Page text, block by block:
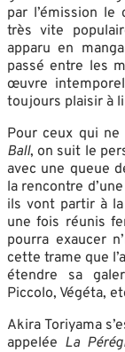
par l’émission
très vite
apparu en
passé entre les
œuvre
toujours plaisir à
Pour ceux qui ne
Ball, on suit le
avec une queue
la rencontre
ils vont partir à
une fois réunis
pourra exaucer
cette trame que
étendre sa
Piccolo, Végéta,
Akira Toriyama
appelée La